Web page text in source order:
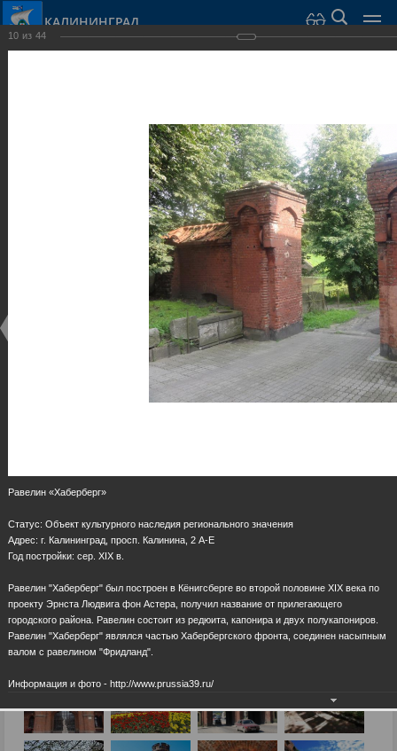
КАЛИНИНГРАД
Оборонительные сооружения и городские ворота
Оборонительные сооружения и городские ворота
10 из 44
Равелин «Хаберберг»
Статус: Объект культурного наследия регионального значения
Адрес: г. Калининград, просп. Калинина, 2 А-Е
Год постройки: сер. ХIХ в.
Равелин "Хаберберг" был построен в Кёнигсберге во второй половине XIX века по
проекту Эрнста Людвига фон Астера, получил название от прилегающего
городского района. Равелин состоит из редюита, капонира и двух полукапониров.
Равелин "Хаберберг" являлся частью Хабербергского фронта, соединен насыпным
валом с равелином "Фридланд".
Информация и фото - http://www.prussia39.ru/